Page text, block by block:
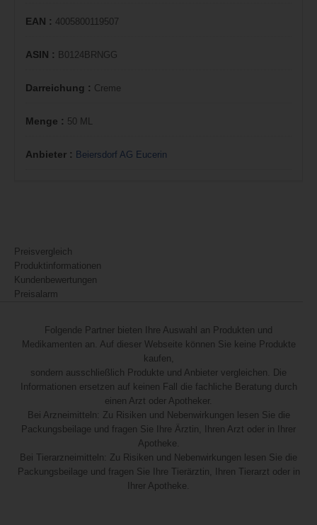
EAN : 4005800119507
ASIN : B0124BRNGG
Darreichung : Creme
Menge : 50 ML
Anbieter : Beiersdorf AG Eucerin
Preisvergleich
Produktinformationen
Kundenbewertungen
Preisalarm
Folgende Partner bieten Ihre Auswahl an Produkten und
Medikamenten an. Auf dieser Webseite können Sie keine Produkte
kaufen,
sondern ausschließlich Produkte und Anbieter vergleichen. Die
Informationen ersetzen auf keinen Fall die fachliche Beratung durch
einen Arzt oder Apotheker.
Bei Arzneimitteln: Zu Risiken und Nebenwirkungen lesen Sie die
Packungsbeilage und fragen Sie Ihre Ärztin, Ihren Arzt oder in Ihrer
Apotheke.
Bei Tierarzneimitteln: Zu Risiken und Nebenwirkungen lesen Sie die
Packungsbeilage und fragen Sie Ihre Tierärztin, Ihren Tierarzt oder in
Ihrer Apotheke.